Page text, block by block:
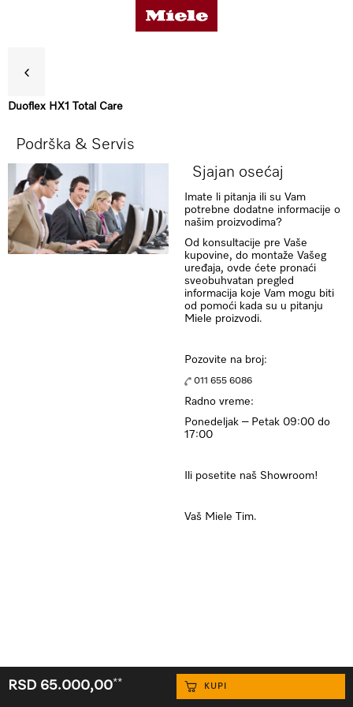
Detalji o proizvodu
Dodatna oprema
RSD 65.000,00** KUPI
Duoflex HX1 Total Care
Podrška & Servis
Sjajan osećaj
Imate li pitanja ili su Vam
potrebne dodatne informacije o
našim proizvodima?
Od konsultacije pre Vaše
kupovine, do montaže Vašeg
uređaja, ovde ćete pronaći
sveobuhvatan pregled
informacija koje Vam mogu biti
od pomoći kada su u pitanju
Miele proizvodi.
Pozovite na broj:
011 655 6086
Radno vreme:
Ponedeljak – Petak 09:00 do
17:00
Ili posetite naš Showroom!
Vaš Miele Tim.